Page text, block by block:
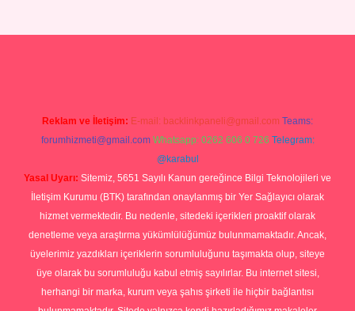
Reklam ve İletişim: E-mail: backlinkpaneli@gmail.com Teams:
forumhizmeti@gmail.com Whatsapp: 0262 606 0 726 Telegram:
@karabul
Yasal Uyarı: Sitemiz, 5651 Sayılı Kanun gereğince Bilgi Teknolojileri ve
İletişim Kurumu (BTK) tarafından onaylanmış bir Yer Sağlayıcı olarak
hizmet vermektedir. Bu nedenle, sitedeki içerikleri proaktif olarak
denetleme veya araştırma yükümlülüğümüz bulunmamaktadır. Ancak,
üyelerimiz yazdıkları içeriklerin sorumluluğunu taşımakta olup, siteye
üye olarak bu sorumluluğu kabul etmiş sayılırlar. Bu internet sitesi,
herhangi bir marka, kurum veya şahıs şirketi ile hiçbir bağlantısı